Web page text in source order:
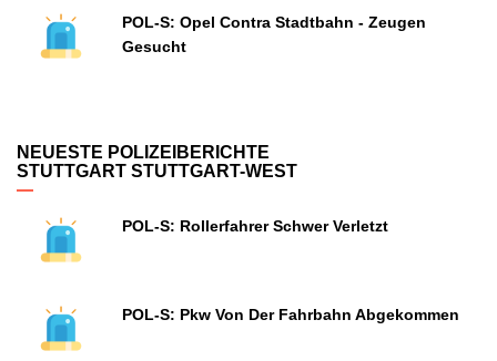
POL-S: Opel Contra Stadtbahn - Zeugen
Gesucht
NEUESTE POLIZEIBERICHTE
STUTTGART STUTTGART-WEST
POL-S: Rollerfahrer Schwer Verletzt
POL-S: Pkw Von Der Fahrbahn Abgekommen